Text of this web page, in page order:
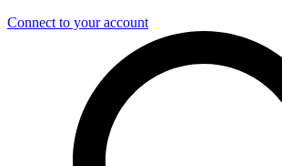
Connect to your account